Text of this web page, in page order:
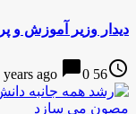
ديدار وزير آموزش و
access_time
56 years ago
chat_bubble0